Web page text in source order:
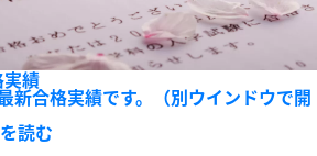
績
新合格実績です。（別ウインドウで開
読む